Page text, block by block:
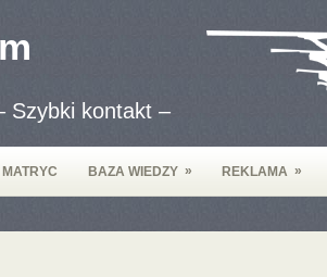
Szybki kontakt –
BAZA WIEDZY » REKLAMA »